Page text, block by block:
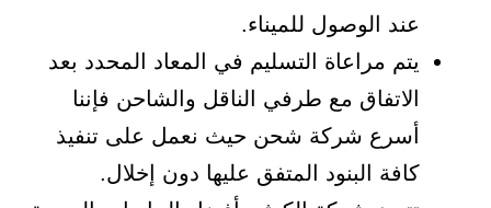
عند الوصول للميناء.
يتم مراعاة التسليم في المعاد المحدد بعد
الاتفاق مع طرفي الناقل والشاحن فإننا
أسرع شركة شحن حيث نعمل على تنفيذ
كافة البنود المتفق عليها دون إخلال.